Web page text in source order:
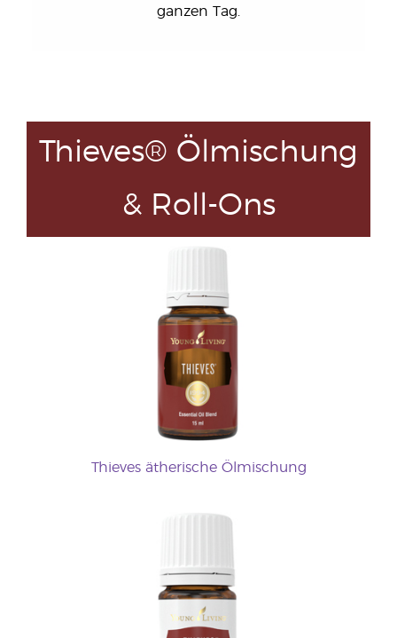
ganzen Tag.
Thieves® Ölmischung
& Roll-Ons
Thieves ätherische Ölmischung